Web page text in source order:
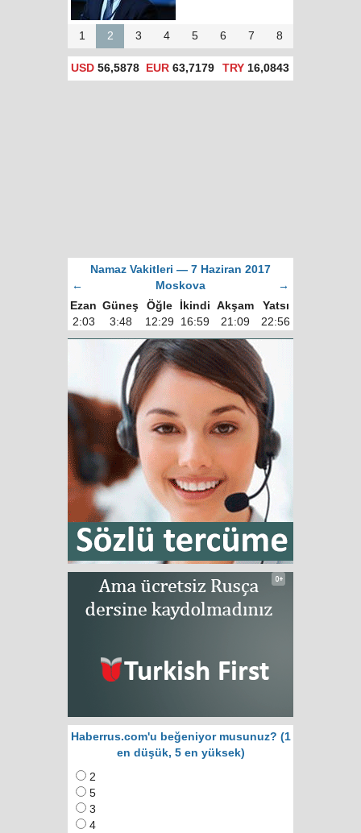
1 2 3 4 5 6 7 8
USD 56,5878 EUR 63,7179 TRY16,0843
Namaz Vakitleri — 7 Haziran 2017
←
Moskova
→
Ezan Güneş Öğle İkindi Akşam
Yatsı
2:03
3:48 12:29 16:59 21:09 22:56
Haberrus.com'u beğeniyor musunuz? (1
en düşük, 5 en yüksek)
2
5
3
4